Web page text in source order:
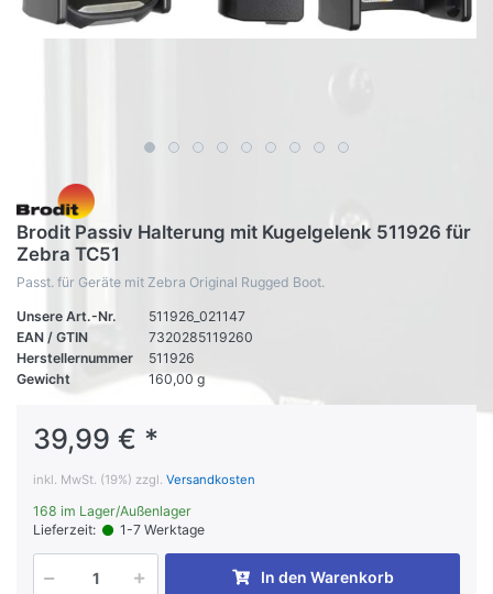
Brodit Passiv Halterung mit Kugelgelenk 511926 für
Zebra TC51
Passt. für Geräte mit Zebra Original Rugged Boot.
Unsere Art.-Nr.
511926_021147
EAN / GTIN
7320285119260
Herstellernummer
511926
Gewicht
160,00 g
39,99 € *
inkl. MwSt. (19%) zzgl. Versandkosten
168 im Lager/Außenlager
Lieferzeit:
1-7 Werktage
In den Warenkorb